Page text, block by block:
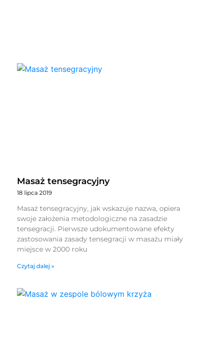
Masaż tensegracyjny
18 lipca 2019
Masaż tensegracyjny, jak wskazuje nazwa, opiera
swoje założenia metodologiczne na zasadzie
tensegracji. Pierwsze udokumentowane efekty
zastosowania zasady tensegracji w masażu miały
miejsce w 2000 roku
Czytaj dalej »